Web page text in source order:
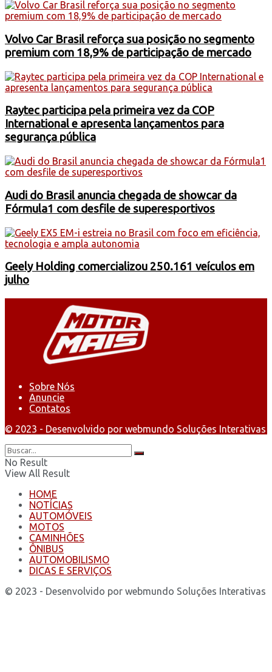
Volvo Car Brasil reforça sua posição no segmento
premium com 18,9% de participação de mercado
Raytec participa pela primeira vez da COP
International e apresenta lançamentos para
segurança pública
Audi do Brasil anuncia chegada de showcar da
Fórmula1 com desfile de superesportivos
Geely Holding comercializou 250.161 veículos em
julho
Sobre Nós
Anuncie
Contatos
© 2023 - Desenvolvido por webmundo Soluções Interativas
No Result
View All Result
HOME
NOTÍCIAS
AUTOMÓVEIS
MOTOS
CAMINHÕES
ÔNIBUS
AUTOMOBILISMO
DICAS E SERVIÇOS
© 2023 - Desenvolvido por webmundo Soluções Interativas